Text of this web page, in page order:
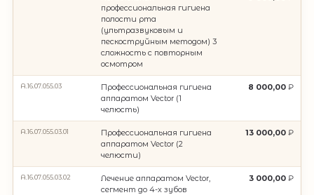
профессиональная гигиена
полости рта
(ультразвуковым и
пескоструйным методом) 3
сложность с повторным
осмотром
A.16.07.055.03
Профессиональная гигиена
аппаратом Vector (1
челюсть)
8 000,00
A.16.07.055.03.01
Профессиональная гигиена
аппаратом Vector (2
челюсти)
13 000,00
A.16.07.055.03.02
Лечение аппаратом Vector,
сегмент до 4-х зубов
3 000,00